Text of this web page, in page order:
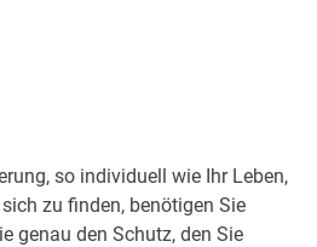
so individuell wie Ihr Leben,
zu finden, benötigen Sie
genau den Schutz, den Sie